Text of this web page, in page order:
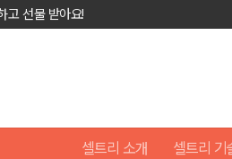
고 선물 받아요!
셀트리 소개 셀트리 기